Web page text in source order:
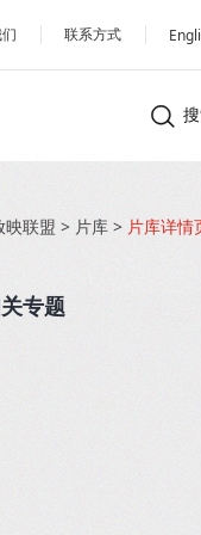
联系方式
映联盟 > 片库 > 片库详情
专题